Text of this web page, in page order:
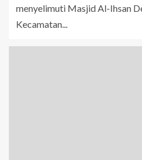
menyelimuti Masjid Al-Ihsan
Kecamatan...